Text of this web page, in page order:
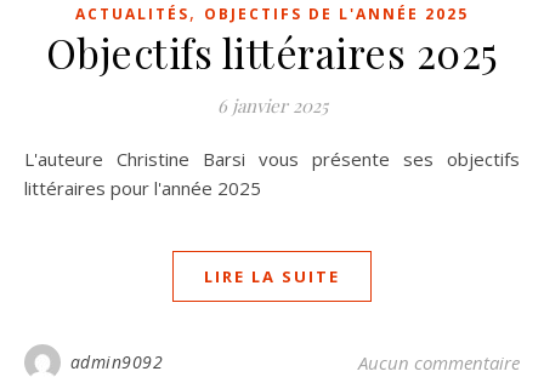
ACTUALITÉS, OBJECTIFS DE L'ANNÉE 2025
Objectifs littéraires 2025
6 janvier 2025
L'auteure Christine Barsi vous présente ses objectifs
littéraires pour l'année 2025
LIRE LA SUITE
admin9092 Aucun commentaire